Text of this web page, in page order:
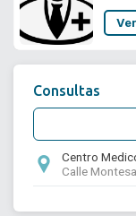
Consultas
Centro
Calle